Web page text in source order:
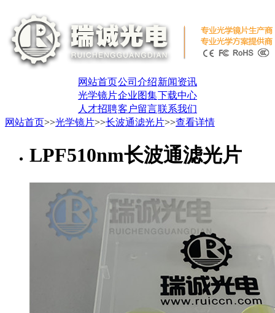
网站首页公司介绍新闻资讯
光学镜片企业图集下载中心
人才招聘客户留言联系我们
网站首页>>光学镜片>>长波通滤光片>>查看详情
LPF510nm长波通滤光片